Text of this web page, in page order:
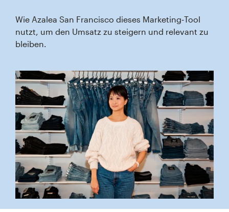
Wie Azalea San Francisco dieses Marketing‑Tool
nutzt, um den Umsatz zu steigern und relevant zu
bleiben.